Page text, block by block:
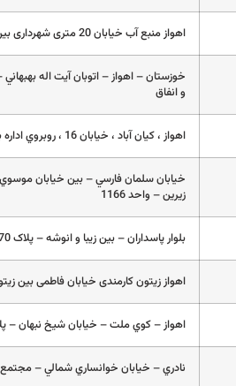
اهواز منبع آب خیابان 20 متری شهرداری بین خیابان 15 و 16
و انفاق
اهواز ، كيان آباد ، خيابان 16 ، روبروي اداره بهداشت
خيابان سلمان فارسي – بين خيابان
زيرين – واحد 1166
بلوار پاسداران – بین زیبا و انوشه – پلاک 570
اهواز زیتون کارمندی خیابان فاطمی بین
اهواز – کوي ملت – خيابان شيخ نبهان –
نادري – خيابان خوانساري شمالي – مجتمع پزشکي